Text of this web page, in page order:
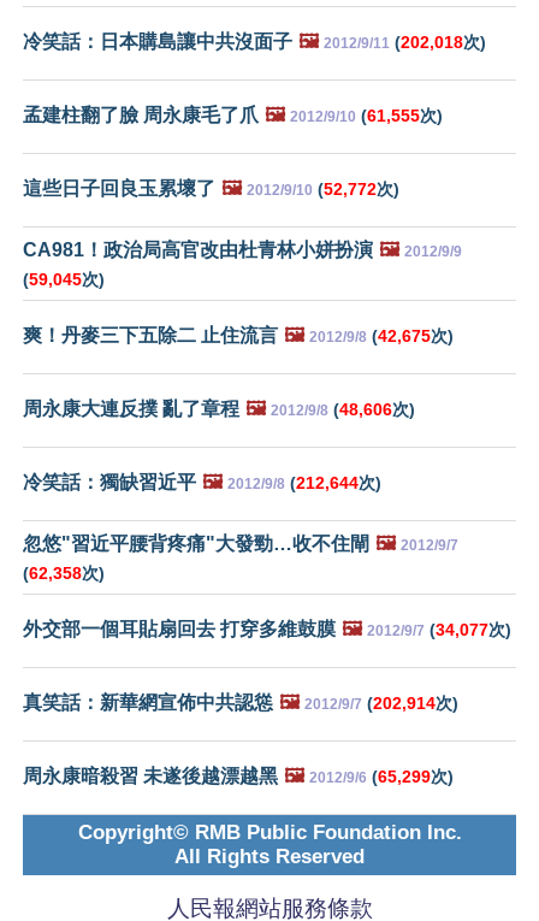
冷笑話：日本購島讓中共沒面子 🖼️ 2012/9/11 (202,018次)
孟建柱翻了臉 周永康毛了爪 🖼️ 2012/9/10 (61,555次)
這些日子回良玉累壞了 🖼️ 2012/9/10 (52,772次)
CA981！政治局高官改由杜青林小姘扮演 🖼️ 2012/9/9
(59,045次)
爽！丹麥三下五除二 止住流言 🖼️ 2012/9/8 (42,675次)
周永康大連反撲 亂了章程 🖼️ 2012/9/8 (48,606次)
冷笑話：獨缺習近平 🖼️ 2012/9/8 (212,644次)
忽悠"習近平腰背疼痛"大發勁…收不住閘 🖼️ 2012/9/7
(62,358次)
外交部一個耳貼扇回去 打穿多維鼓膜 🖼️ 2012/9/7 (34,077次)
真笑話：新華網宣佈中共認慫 🖼️ 2012/9/7 (202,914次)
周永康暗殺習 未遂後越漂越黑 🖼️ 2012/9/6 (65,299次)
Copyright© RMB Public Foundation Inc.
All Rights Reserved
人民報網站服務條款